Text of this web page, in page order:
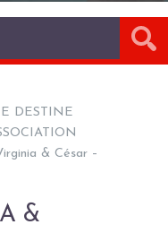
DESTINE
& César –
&